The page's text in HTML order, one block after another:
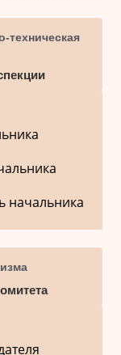
техническая
начальника